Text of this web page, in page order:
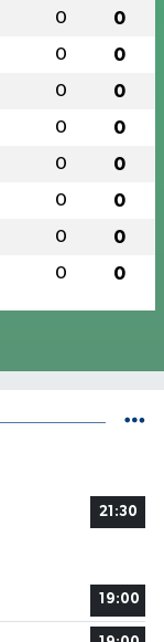
0 0
0 0
0 0
0 0
0 0
0 0
0 0
0 0
21:30
19:00